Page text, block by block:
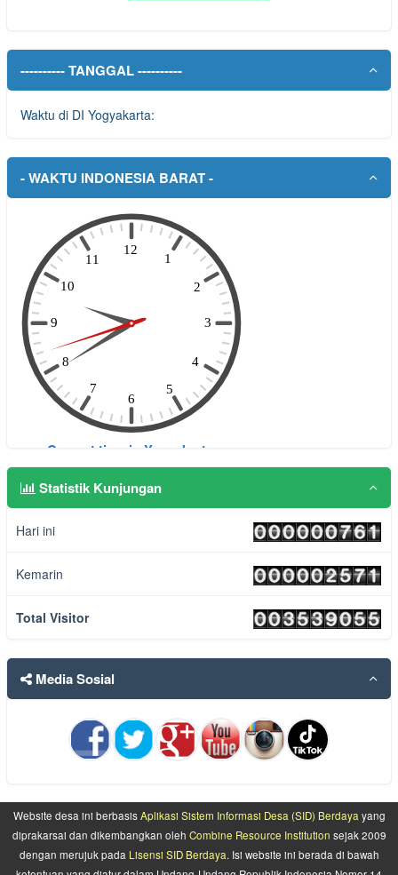
---------- TANGGAL ----------
Waktu di DI Yogyakarta:
- WAKTU INDONESIA BARAT -
Statistik Kunjungan
Hari ini
Kemarin
Total Visitor
Media Sosial
Website desa ini berbasisAplikasi Sistem Informasi Desa (SID) Berdayayang
diprakarsai dan dikembangkan oleh Combine Resource Institution sejak 2009
dengan merujuk pada Lisensi SID Berdaya.Isi website ini berada di bawah